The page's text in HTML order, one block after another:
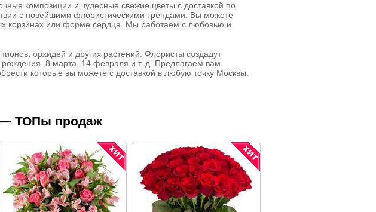
композиции и чудесные свежие цветы с доставкой по
с новейшими флористическими трендами. Вы можете
корзинах или форме сердца. Мы работаем с любовью и
орхидей и других растений. Флористы создадут
8 марта, 14 февраля и т. д. Предлагаем вам
которые вы можете с доставкой в любую точку Москвы.
ТОПы продаж